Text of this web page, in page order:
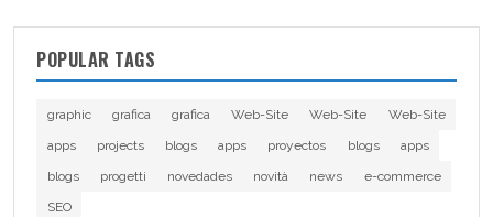
POPULAR TAGS
graphic grafica grafica Web-Site Web-Site
Web-Site
apps
projects blogs apps proyectos blogs
apps
blogs
progetti novedades novità news
e-commerce
SEO